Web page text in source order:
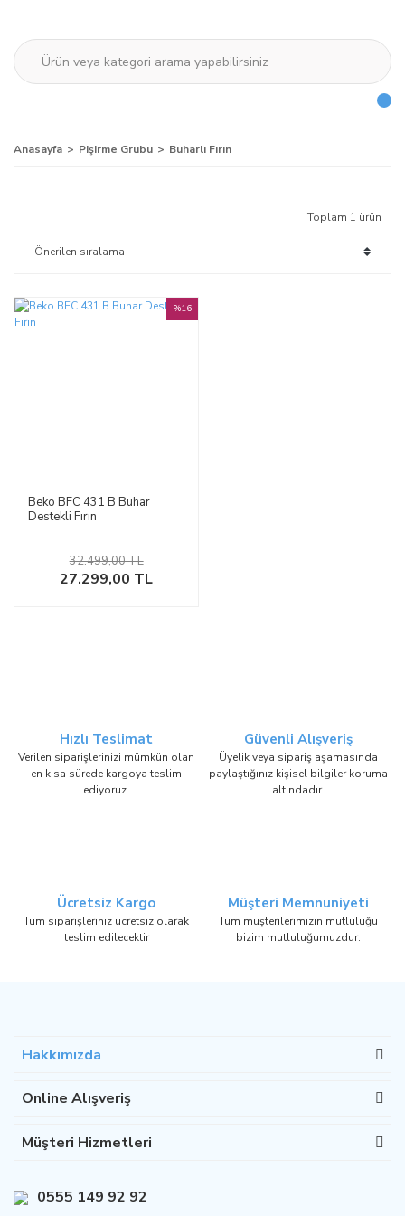
Anasayfa Pişirme Grubu Buharlı Fırın
Toplam 1 ürün
Beko BFC 431 B Buhar
Destekli Fırın
%16
27.299,00 TL
32.499,00 TL
Hızlı Teslimat
Verilen siparişlerinizi mümkün olan
en kısa sürede kargoya teslim
ediyoruz.
Güvenli Alışveriş
Üyelik veya sipariş aşamasında
paylaştığınız kişisel bilgiler koruma
altındadır.
Ücretsiz Kargo
Tüm siparişleriniz ücretsiz olarak
teslim edilecektir
Müşteri Memnuniyeti
Tüm müşterilerimizin mutluluğu
bizim mutluluğumuzdur.
Hakkımızda
Online Alışveriş
Müşteri Hizmetleri
0555 149 92 92